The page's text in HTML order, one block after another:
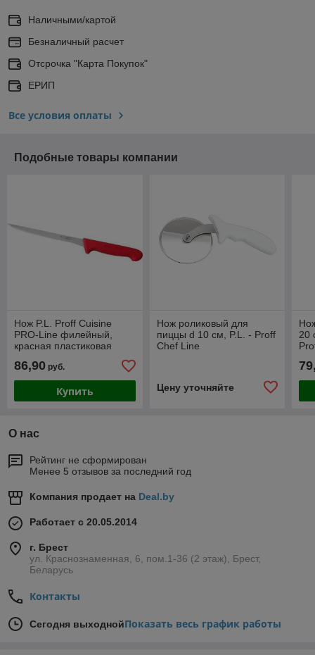
Наличными/картой
Безналичный расчет
Отсрочка "Карта Покупок"
ЕРИП
Все условия оплаты
Подобные товары компании
Нож P.L. Proff Cuisine
PRO-Line филейный,
красная пластиковая
Cuisine
86,90 руб.
Купить
Нож роликовый для
пиццы d 10 см, P.L. - Proff
Chef Line
Цену уточняйте
20
О нас
Рейтинг не сформирован
Менее 5 отзывов за последний год
Компания продает на Deal.by
Работает с 20.05.2014
г. Брест
ул. Краснознаменная, 6, пом.1-36 (2 этаж), Брест,
Беларусь
Контакты
Сегодня выходнойПоказать весь график работы